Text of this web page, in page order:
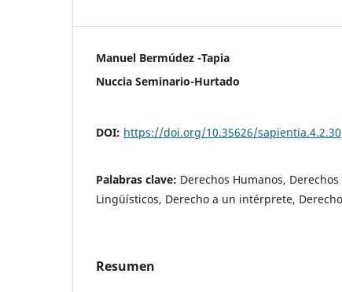
Manuel Bermúdez -Tapia
Nuccia Seminario-Hurtado
DOI: https://doi.org/10.35626/sapientia.4.2.30
Palabras clave: Derechos Humanos,
Lingüísticos, Derecho a un intérprete,
Resumen